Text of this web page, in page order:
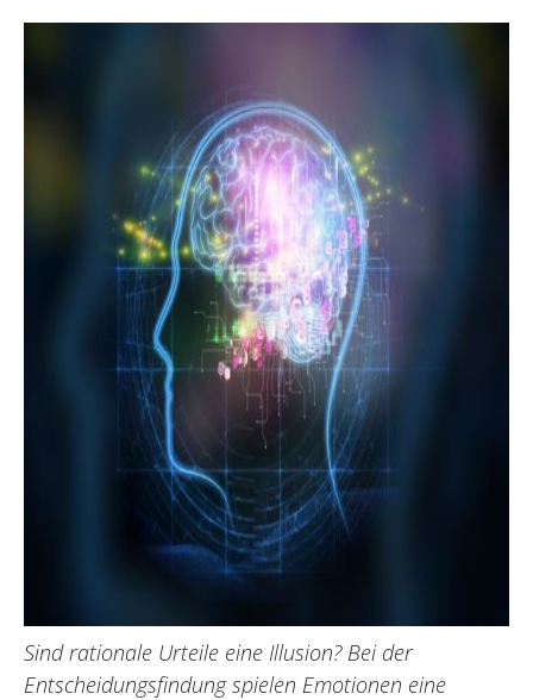
Sind rationale Urteile eine Illusion? Bei der
Entscheidungsfindung spielen Emotionen eine